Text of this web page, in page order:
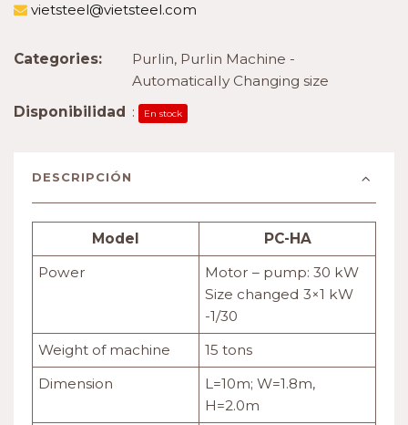
vietsteel@vietsteel.com
Categories: Purlin, Purlin Machine -
Automatically Changing size
Disponibilidad : En stock
DESCRIPCIÓN
Model
PC-HA
Power
Motor – pump: 30 kW
Size changed 3×1 kW
-1/30
Weight of machine
15 tons
Dimension
L=10m; W=1.8m,
H=2.0m